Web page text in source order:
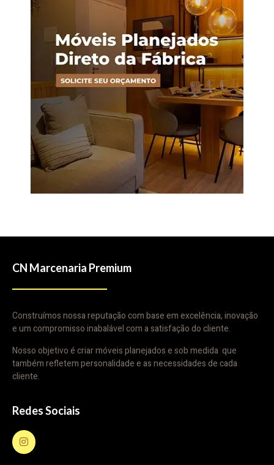
CN Marcenaria Premium
Construímos nossa reputação com base em excelência, inovação
e um compromisso inabalável com a satisfação do cliente.
Nosso objetivo é criar móveis planejados e sob medida que
também refletem personalidade e as necessidades de cada
cliente.
Redes Sociais